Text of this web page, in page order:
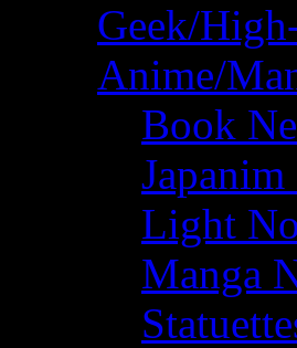
Geek/
Anime/
Book
Japanim
Light
Manga